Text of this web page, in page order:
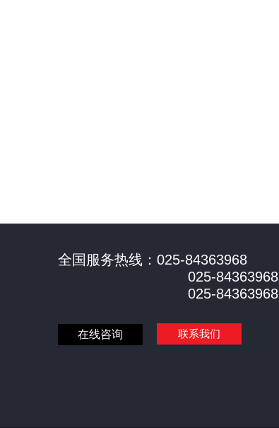
全国服务热线：025-84363968
025-84363968
025-84363968
在线咨询 联系我们